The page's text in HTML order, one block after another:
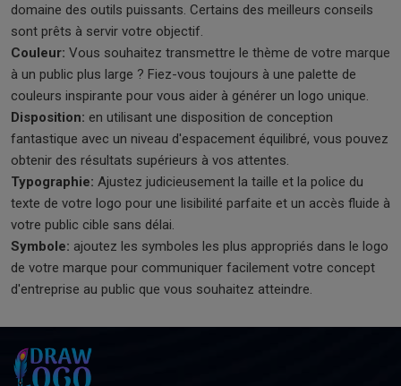
domaine des outils puissants. Certains des meilleurs conseils
sont prêts à servir votre objectif.
Couleur: Vous souhaitez transmettre le thème de votre marque
à un public plus large ? Fiez-vous toujours à une palette de
couleurs inspirante pour vous aider à générer un logo unique.
Disposition: en utilisant une disposition de conception
fantastique avec un niveau d'espacement équilibré, vous pouvez
obtenir des résultats supérieurs à vos attentes.
Typographie: Ajustez judicieusement la taille et la police du
texte de votre logo pour une lisibilité parfaite et un accès fluide à
votre public cible sans délai.
Symbole: ajoutez les symboles les plus appropriés dans le logo
de votre marque pour communiquer facilement votre concept
d'entreprise au public que vous souhaitez atteindre.